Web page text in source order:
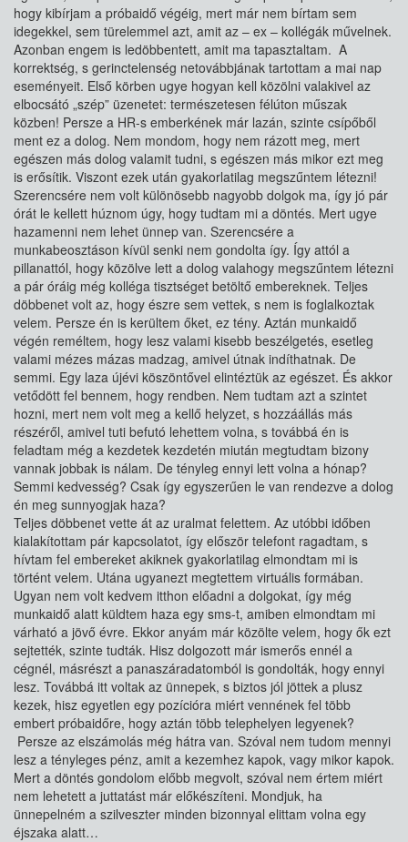
hogy kibírjam a próbaidő végéig, mert már nem bírtam sem
idegekkel, sem türelemmel azt, amit az – ex – kollégák művelnek.
Azonban engem is ledöbbentett, amit ma tapasztaltam. A
korrektség, s gerinctelenség netovábbjának tartottam a mai nap
eseményeit. Első körben ugye hogyan kell közölni valakivel az
elbocsátó „szép” üzenetet: természetesen félúton műszak
közben! Persze a HR-s emberkének már lazán, szinte csípőből
ment ez a dolog. Nem mondom, hogy nem rázott meg, mert
egészen más dolog valamit tudni, s egészen más mikor ezt meg
is erősítik. Viszont ezek után gyakorlatilag megszűntem létezni!
Szerencsére nem volt különösebb nagyobb dolgok ma, így jó pár
órát le kellett húznom úgy, hogy tudtam mi a döntés. Mert ugye
hazamenni nem lehet ünnep van. Szerencsére a
munkabeosztáson kívül senki nem gondolta így. Így attól a
pillanattól, hogy közölve lett a dolog valahogy megszűntem létezni
a pár óráig még kolléga tisztséget betöltő embereknek. Teljes
döbbenet volt az, hogy észre sem vettek, s nem is foglalkoztak
velem. Persze én is kerültem őket, ez tény. Aztán munkaidő
végén reméltem, hogy lesz valami kisebb beszélgetés, esetleg
valami mézes mázas madzag, amivel útnak indíthatnak. De
semmi. Egy laza újévi köszöntővel elintéztük az egészet. És akkor
vetődött fel bennem, hogy rendben. Nem tudtam azt a szintet
hozni, mert nem volt meg a kellő helyzet, s hozzáállás más
részéről, amivel tuti befutó lehettem volna, s továbbá én is
feladtam még a kezdetek kezdetén miután megtudtam bizony
vannak jobbak is nálam. De tényleg ennyi lett volna a hónap?
Semmi kedvesség? Csak így egyszerűen le van rendezve a dolog
én meg sunnyogjak haza?
Teljes döbbenet vette át az uralmat felettem. Az utóbbi időben
kialakítottam pár kapcsolatot, így először telefont ragadtam, s
hívtam fel embereket akiknek gyakorlatilag elmondtam mi is
történt velem. Utána ugyanezt megtettem virtuális formában.
Ugyan nem volt kedvem itthon előadni a dolgokat, így még
munkaidő alatt küldtem haza egy sms-t, amiben elmondtam mi
várható a jövő évre. Ekkor anyám már közölte velem, hogy ők ezt
sejtették, szinte tudták. Hisz dolgozott már ismerős ennél a
cégnél, másrészt a panaszáradatomból is gondolták, hogy ennyi
lesz. Továbbá itt voltak az ünnepek, s biztos jól jöttek a plusz
kezek, hisz egyetlen egy pozícióra miért vennének fel több
embert próbaidőre, hogy aztán több telephelyen legyenek?
Persze az elszámolás még hátra van. Szóval nem tudom mennyi
lesz a tényleges pénz, amit a kezemhez kapok, vagy mikor kapok.
Mert a döntés gondolom előbb megvolt, szóval nem értem miért
nem lehetett a juttatást már előkészíteni. Mondjuk, ha
ünnepelném a szilveszter minden bizonnyal elittam volna egy
éjszaka alatt…